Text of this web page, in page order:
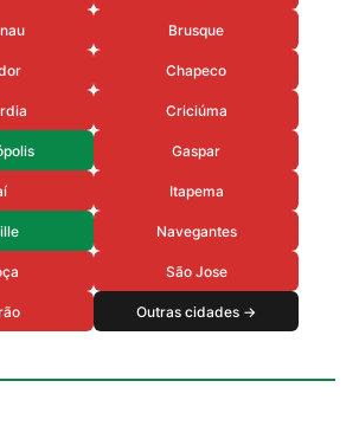
Brusque
Chapeco
Criciúma
Gaspar
Itapema
Navegantes
São Jose
Outras cidades →